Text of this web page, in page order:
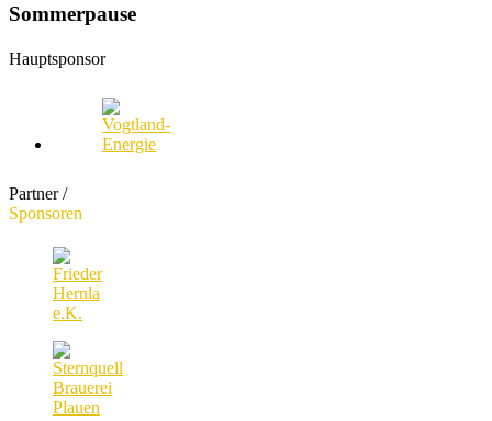
Sommerpause
Hauptsponsor
Partner /
Sponsoren